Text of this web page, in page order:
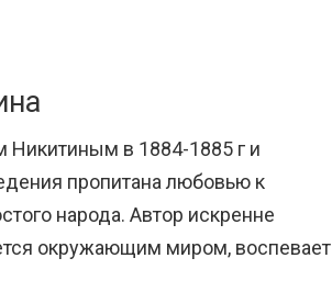
Никитиным в 1884-1885 г и
пропитана любовью к
народа. Автор искренне
окружающим миром, воспевает